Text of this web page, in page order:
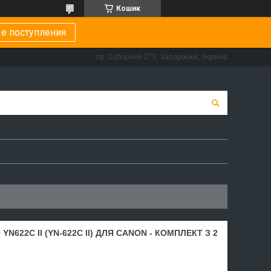
Кошик
поступления
пр. Соборний 273, Запоріжжя, Україна
II (YN-622C II) ДЛЯ CANON - КОМПЛЕКТ З 2